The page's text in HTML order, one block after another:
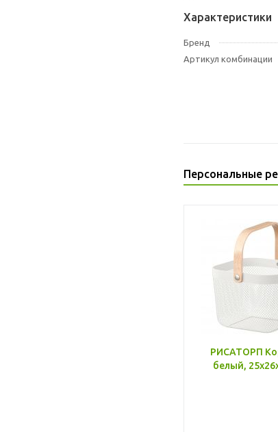
Характеристики
Бренд
Артикул комбинации
Персональные
РИСАТОРП
белый,